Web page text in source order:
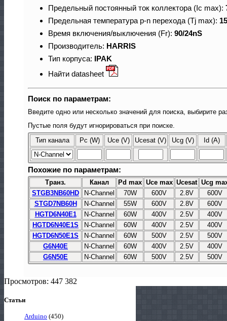
Предельный постоянный ток коллектора (Ic max):
Предельная температура p-n перехода (Tj max):
Время включения/выключения (Fr): 90/24nS
Производитель: HARRIS
Тип корпуса: IPAK
Найти datasheet
Поиск по параметрам:
Введите одно или несколько значений для поиска, выбирите
Пустые поля будут игнорироваться при поиске.
Тип канала Pc (W) Uce (V) Ucesat (V) Ucg (V) Id (A)
Похожие по параметрам:
Транз. Канал Pd max Uce max Ucesat Ucg
STGB3NB60HD
N-Channel 70W 600V 2.8V
600V
STGD7NB60H
N-Channel 55W 600V 2.8V
600V
HGTD6N40E1
N-Channel 60W 400V 2.5V
400V
HGTD6N40E1S
N-Channel 60W 400V 2.5V
400V
HGTD6N50E1S
N-Channel 60W 500V 2.5V
500V
G6N40E
N-Channel 60W 400V 2.5V
400V
G6N50E
N-Channel 60W 500V 2.5V 500V
Просмотров: 447 382
Статьи
Arduino (450)